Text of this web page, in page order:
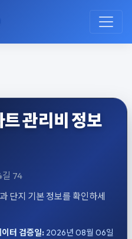
관리비 정보
길 74
단지 기본 정보를 확인하세
이터 검증일: 2026년 08월 06일